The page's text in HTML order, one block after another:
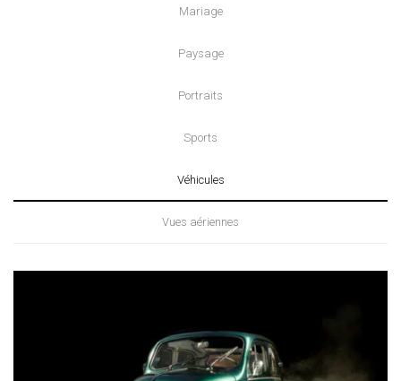
Mariage
Paysage
Portraits
Sports
Véhicules
Vues aériennes